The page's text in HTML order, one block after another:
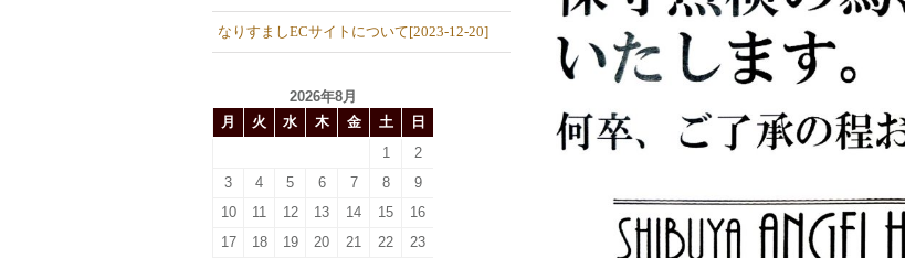
なりすましECサイトについて[2023-12-20]
2026年8月
月
火 水 木 金 土
日
1
2
3
4 5 6 7 8
9
10
11 12 13 14 15
16
17
18 19 20 21 22
23